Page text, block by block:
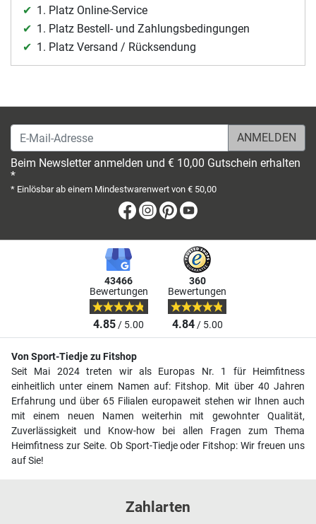
1. Platz Online-Service
1. Platz Bestell- und Zahlungsbedingungen
1. Platz Versand / Rücksendung
E-Mail-Adresse
Beim Newsletter anmelden und € 10,00 Gutschein erhalten
*
* Einlösbar ab einem Mindestwarenwert von € 50,00
Facebook
Instagram
Pinterest
43466
Bewertungen
4.85/ 5.00
360
Bewertungen
4.84/ 5.00
Von Sport-Tiedje zu Fitshop
Seit Mai 2024 treten wir als Europas Nr. 1 für Heimfitness
einheitlich unter einem Namen auf: Fitshop. Mit über 40 Jahren
Erfahrung und über 65 Filialen europaweit stehen wir Ihnen auch
mit einem neuen Namen weiterhin mit gewohnter Qualität,
Zuverlässigkeit und Know-how bei allen Fragen zum Thema
Heimfitness zur Seite. Ob Sport-Tiedje oder Fitshop: Wir freuen uns
auf Sie!
Zahlarten